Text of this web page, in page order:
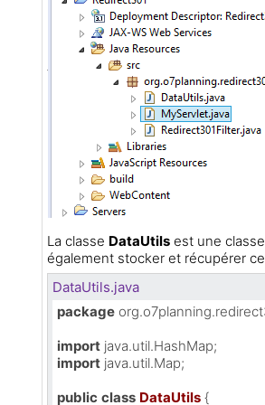
La classe DataUtilsest une classe
également stocker et récupérer
DataUtils.java
package
import
import java.util.Map;
public class DataUtils {